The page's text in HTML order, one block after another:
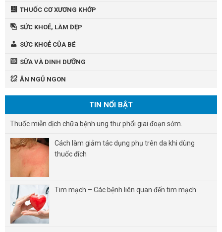
THUỐC CƠ XƯƠNG KHỚP
SỨC KHOẺ, LÀM ĐẸP
SỨC KHOẺ CỦA BÉ
SỮA VÀ DINH DƯỠNG
ĂN NGỦ NGON
TIN NỔI BẬT
Thuốc miễn dịch chữa bệnh ung thư phổi giai đoạn sớm.
Cách làm giảm tác dụng phụ trên da khi dùng
thuốc đích
Tim mạch – Các bệnh liên quan đến tim mạch